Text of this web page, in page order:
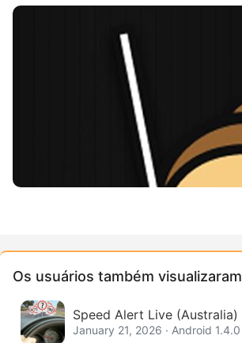
Os usuários também visualizaram
Speed Alert Live (Australia)
January 21, 2026 · Android 1.4.0